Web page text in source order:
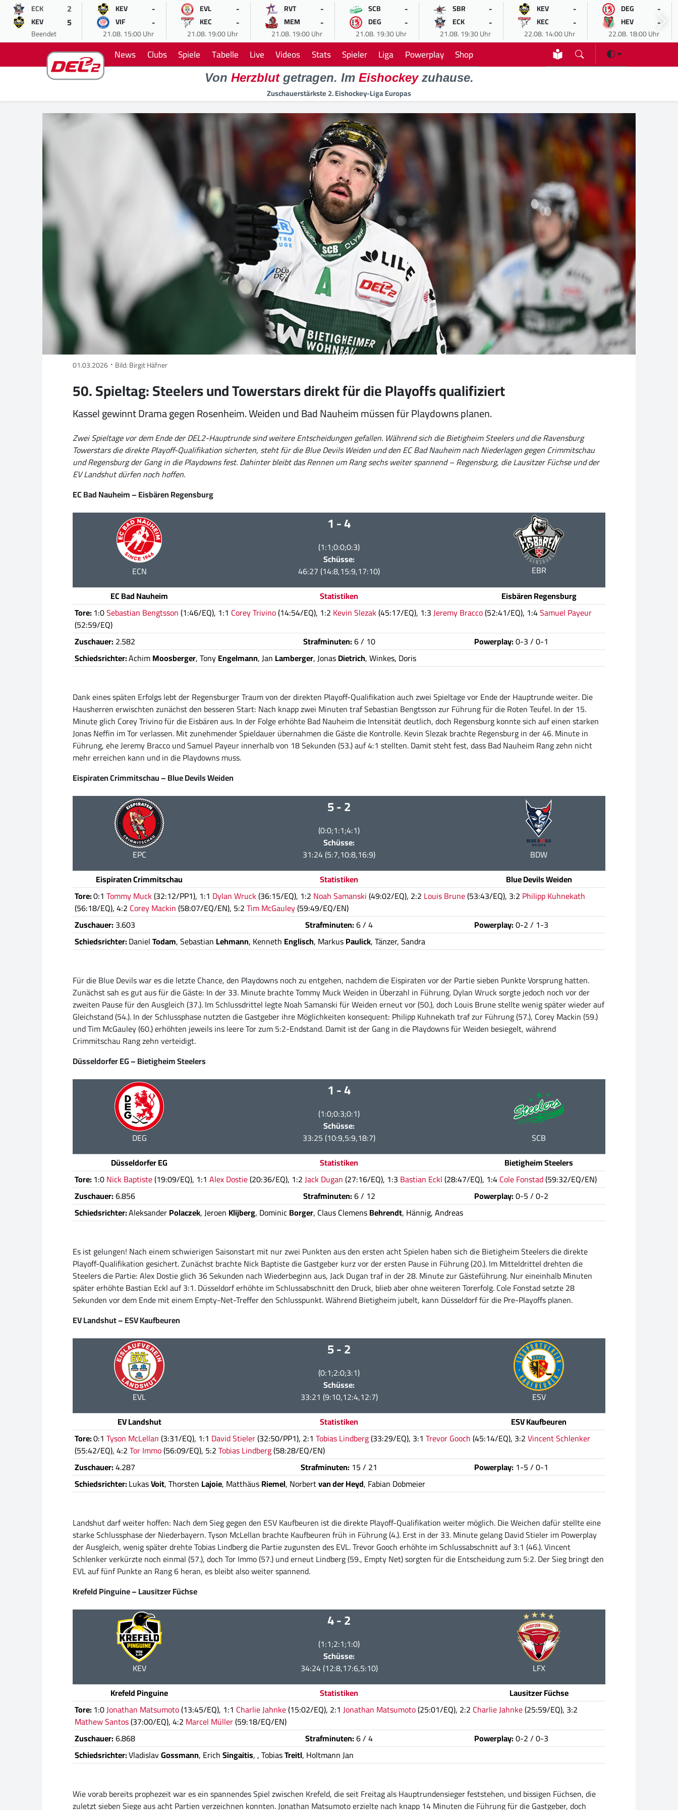
ECK 2
KEV 5
Beendet
KEV -
VIF -
21.08. 15:00 Uhr
EVL -
KEC -
21.08. 19:00 Uhr
RVT -
MEM -
21.08. 19:00 Uhr
SCB -
DEG -
21.08. 19:30 Uhr
SBR -
ECK -
21.08. 19:30 Uhr
KEV -
KEC -
22.08. 14:00 Uhr
DEG -
HEV -
22.08. 18:00 Uhr
News Clubs Spiele Tabelle Live Videos Stats Spieler Liga Powerplay Shop
Von Herzblutgetragen. Im Eishockeyzuhause.
Zuschauerstärkste 2. Eishockey-Liga Europas
01.03.2026 Bild: Birgit Häfner
50. Spieltag: Steelers und Towerstars direkt für die Playoffs qualifiziert
Kassel gewinnt Drama gegen Rosenheim. Weiden und Bad Nauheim müssen für Playdowns planen.
Zwei Spieltage vor dem Ende der DEL2-Hauptrunde sind weitere Entscheidungen gefallen. Während sich die Bietigheim Steelers und die Ravensburg
Towerstars die direkte Playoff-Qualifikation sicherten, steht für die Blue Devils Weiden und den EC Bad Nauheim nach Niederlagen gegen Crimmitschau
und Regensburg der Gang in die Playdowns fest. Dahinter bleibt das Rennen um Rang sechs weiter spannend – Regensburg, die Lausitzer Füchse und der
EV Landshut dürfen noch hoffen.
EC Bad Nauheim – Eisbären Regensburg
ECN
1 - 4
(1:1;0:0;0:3)
Schüsse:
46:27 (14:8,15:9,17:10)
EBR
EC Bad Nauheim
Statistiken
Eisbären Regensburg
Tore:1:0Sebastian Bengtsson(1:46/EQ), 1:1 Corey Trivino(14:54/EQ), 1:2 Kevin Slezak(45:17/EQ), 1:3Jeremy Bracco(52:41/EQ), 1:4Samuel Payeur
(52:59/EQ)
Zuschauer: 2.582 Strafminuten:6 / 10 Powerplay:0-3 / 0-1
Schiedsrichter:AchimMoosberger, TonyEngelmann, Jan Lamberger, JonasDietrich, Winkes, Doris
Dank eines späten Erfolgs lebt der Regensburger Traum von der direkten Playoff-Qualifikation auch zwei Spieltage vor Ende der Hauptrunde weiter. Die
Hausherren erwischten zunächst den besseren Start: Nach knapp zwei Minuten traf Sebastian Bengtsson zur Führung für die Roten Teufel. In der 15.
Minute glich Corey Trivino für die Eisbären aus. In der Folge erhöhte Bad Nauheim die Intensität deutlich, doch Regensburg konnte sich auf einen starken
Jonas Neffin im Tor verlassen. Mit zunehmender Spieldauer übernahmen die Gäste die Kontrolle. Kevin Slezak brachte Regensburg in der 46. Minute in
Führung, ehe Jeremy Bracco und Samuel Payeur innerhalb von 18 Sekunden (53.) auf 4:1 stellten. Damit steht fest, dass Bad Nauheim Rang zehn nicht
mehr erreichen kann und in die Playdowns muss.
Eispiraten Crimmitschau – Blue Devils Weiden
EPC
5 - 2
(0:0;1:1;4:1)
Schüsse:
31:24 (5:7,10:8,16:9)
BDW
Eispiraten Crimmitschau
Statistiken
Blue Devils Weiden
Tore:0:1 Tommy Muck(32:12/PP1), 1:1 Dylan Wruck(36:15/EQ), 1:2 Noah Samanski(49:02/EQ), 2:2 Louis Brune(53:43/EQ), 3:2 Philipp Kuhnekath
(56:18/EQ), 4:2 Corey Mackin(58:07/EQ/EN), 5:2Tim McGauley(59:49/EQ/EN)
Zuschauer: 3.603 Strafminuten:6 / 4 Powerplay:0-2 / 1-3
Schiedsrichter:DanielTodam, Sebastian Lehmann, Kenneth Englisch, MarkusPaulick, Tänzer, Sandra
Für die Blue Devils war es die letzte Chance, den Playdowns noch zu entgehen, nachdem die Eispiraten vor der Partie sieben Punkte Vorsprung hatten.
Zunächst sah es gut aus für die Gäste: In der 33. Minute brachte Tommy Muck Weiden in Überzahl in Führung. Dylan Wruck sorgte jedoch noch vor der
zweiten Pause für den Ausgleich (37.). Im Schlussdrittel legte Noah Samanski für Weiden erneut vor (50.), doch Louis Brune stellte wenig später wieder auf
Gleichstand (54.). In der Schlussphase nutzten die Gastgeber ihre Möglichkeiten konsequent: Philipp Kuhnekath traf zur Führung (57.), Corey Mackin (59.)
und Tim McGauley (60.) erhöhten jeweils ins leere Tor zum 5:2-Endstand. Damit ist der Gang in die Playdowns für Weiden besiegelt, während
Crimmitschau Rang zehn verteidigt.
Düsseldorfer EG – Bietigheim Steelers
DEG
1 - 4
(1:0;0:3;0:1)
Schüsse:
33:25 (10:9,5:9,18:7)
SCB
Düsseldorfer EG
Statistiken
Bietigheim Steelers
Tore:1:0Nick Baptiste(19:09/EQ), 1:1 Alex Dostie(20:36/EQ), 1:2Jack Dugan(27:16/EQ), 1:3 Bastian Eckl(28:47/EQ), 1:4Cole Fonstad(59:32/EQ/EN)
Zuschauer:6.856 Strafminuten:6 / 12 Powerplay:0-5 / 0-2
Schiedsrichter:AleksanderPolaczek, Jeroen Klijberg, DominicBorger, Claus ClemensBehrendt, Hännig, Andreas
Es ist gelungen! Nach einem schwierigen Saisonstart mit nur zwei Punkten aus den ersten acht Spielen haben sich die Bietigheim Steelers die direkte
Playoff-Qualifikation gesichert. Zunächst brachte Nick Baptiste die Gastgeber kurz vor der ersten Pause in Führung (20.). Im Mitteldrittel drehten die
Steelers die Partie: Alex Dostie glich 36 Sekunden nach Wiederbeginn aus, Jack Dugan traf in der 28. Minute zur Gästeführung. Nur eineinhalb Minuten
später erhöhte Bastian Eckl auf 3:1. Düsseldorf erhöhte im Schlussabschnitt den Druck, blieb aber ohne weiteren Torerfolg. Cole Fonstad setzte 28
Sekunden vor dem Ende mit einem Empty-Net-Treffer den Schlusspunkt. Während Bietigheim jubelt, kann Düsseldorf für die Pre-Playoffs planen.
EV Landshut – ESV Kaufbeuren
EVL
5 - 2
(0:1;2:0;3:1)
Schüsse:
33:21 (9:10,12:4,12:7)
ESV
EV Landshut
Statistiken
ESV Kaufbeuren
Tore:0:1 Tyson McLellan(3:31/EQ), 1:1 David Stieler(32:50/PP1), 2:1 Tobias Lindberg(33:29/EQ), 3:1 Trevor Gooch(45:14/EQ), 3:2Vincent Schlenker
(55:42/EQ), 4:2Tor Immo(56:09/EQ), 5:2Tobias Lindberg(58:28/EQ/EN)
Zuschauer:4.287 Strafminuten: 15 / 21 Powerplay: 1-5 / 0-1
Schiedsrichter:LukasVoit, Thorsten Lajoie, MatthäusRiemel, Norbertvan der Heyd, Fabian Dobmeier
Landshut darf weiter hoffen: Nach dem Sieg gegen den ESV Kaufbeuren ist die direkte Playoff-Qualifikation weiter möglich. Die Weichen dafür stellte eine
starke Schlussphase der Niederbayern. Tyson McLellan brachte Kaufbeuren früh in Führung (4.). Erst in der 33. Minute gelang David Stieler im Powerplay
der Ausgleich, wenig später drehte Tobias Lindberg die Partie zugunsten des EVL. Trevor Gooch erhöhte im Schlussabschnitt auf 3:1 (46.). Vincent
Schlenker verkürzte noch einmal (57.), doch Tor Immo (57.) und erneut Lindberg (59., Empty Net) sorgten für die Entscheidung zum 5:2. Der Sieg bringt den
EVL auf fünf Punkte an Rang 6 heran, es bleibt also weiter spannend.
Krefeld Pinguine – Lausitzer Füchse
KEV
4 - 2
(1:1;2:1;1:0)
Schüsse:
34:24 (12:8,17:6,5:10)
LFX
Krefeld Pinguine
Statistiken
Lausitzer Füchse
Tore:1:0Jonathan Matsumoto(13:45/EQ), 1:1 Charlie Jahnke(15:02/EQ), 2:1 Jonathan Matsumoto(25:01/EQ), 2:2 Charlie Jahnke(25:59/EQ), 3:2
Mathew Santos(37:00/EQ), 4:2 Marcel Müller(59:18/EQ/EN)
Zuschauer:6.868 Strafminuten:6 / 4 Powerplay:0-2 / 0-3
Schiedsrichter:VladislavGossmann, ErichSingaitis,, TobiasTreitl, Holtmann Jan
Wie vorab bereits prophezeit war es ein spannendes Spiel zwischen Krefeld, die seit Freitag als Hauptrundensieger feststehen, und bissigen Füchsen, die
zuletzt sieben Siege aus acht Partien verzeichnen konnten. Jonathan Matsumoto erzielte nach knapp 14 Minuten die Führung für die Gastgeber, doch